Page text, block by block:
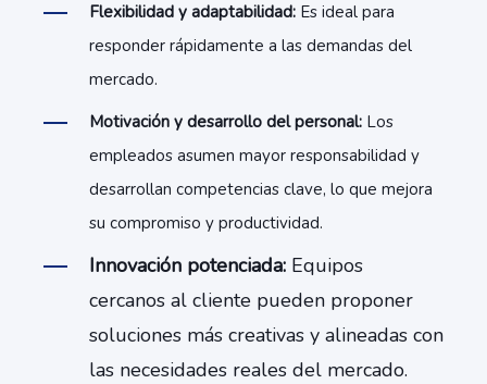
Flexibilidad y adaptabilidad: Es ideal para
responder rápidamente a las demandas del
mercado.
Motivación y desarrollo del personal: Los
empleados asumen mayor responsabilidad y
desarrollan competencias clave, lo que mejora
su compromiso y productividad.
Innovación potenciada: Equipos
cercanos al cliente pueden proponer
soluciones más creativas y alineadas con
las necesidades reales del mercado.